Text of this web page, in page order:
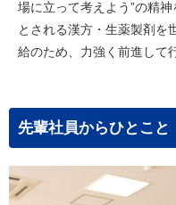
場に立って考えよう”の精
とされる漢方・生薬製剤を
給のため、力強く前進して
先輩社員からひとこと